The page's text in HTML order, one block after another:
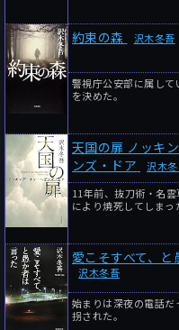
約束の森 沢木冬吾
警視庁公安部に属し
を決めた。
天国の扉 ノッキ
ンズ・ドア
沢木
11年前、抜刀術・名
により焼死してしまっ
愛こそすべて、
沢木冬吾
始まりは深夜の電話
拐された。